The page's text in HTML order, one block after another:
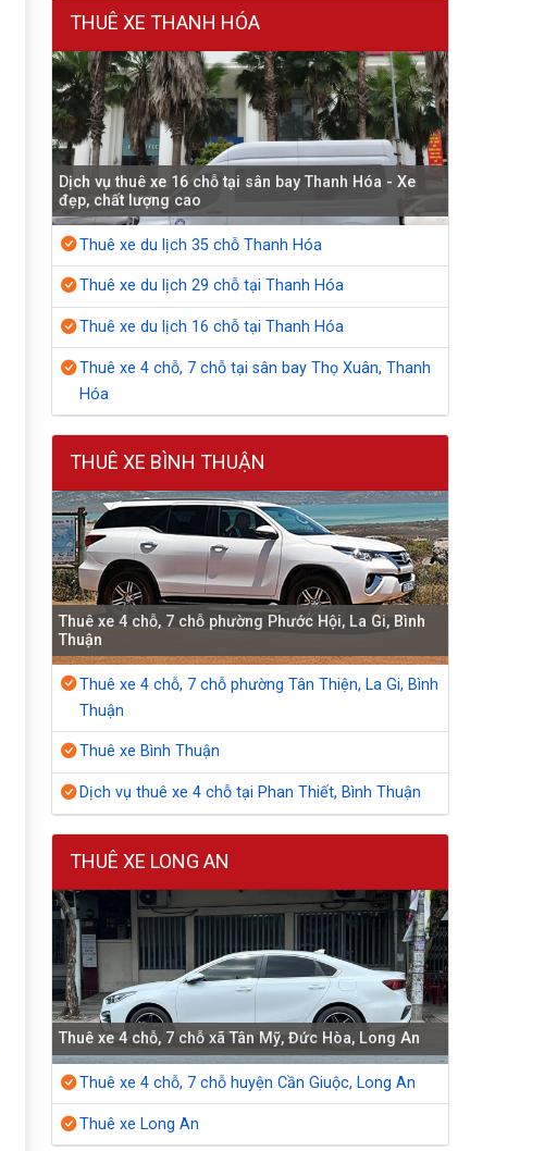
THUÊ XE THANH HÓA
Dịch vụ thuê xe 16 chỗ tại sân bay Thanh Hóa - Xe
đẹp, chất lượng cao
Thuê xe du lịch 35 chỗ Thanh Hóa
Thuê xe du lịch 29 chỗ tại Thanh Hóa
Thuê xe du lịch 16 chỗ tại Thanh Hóa
Thuê xe 4 chỗ, 7 chỗ tại sân bay Thọ Xuân, Thanh
Hóa
THUÊ XE BÌNH THUẬN
Thuê xe 4 chỗ, 7 chỗ phường Phước Hội, La Gi, Bình
Thuận
Thuê xe 4 chỗ, 7 chỗ phường Tân Thiện, La Gi, Bình
Thuận
Thuê xe Bình Thuận
Dịch vụ thuê xe 4 chỗ tại Phan Thiết, Bình Thuận
THUÊ XE LONG AN
Thuê xe 4 chỗ, 7 chỗ xã Tân Mỹ, Đức Hòa, Long An
Thuê xe 4 chỗ, 7 chỗ huyện Cần Giuộc, Long An
Thuê xe Long An